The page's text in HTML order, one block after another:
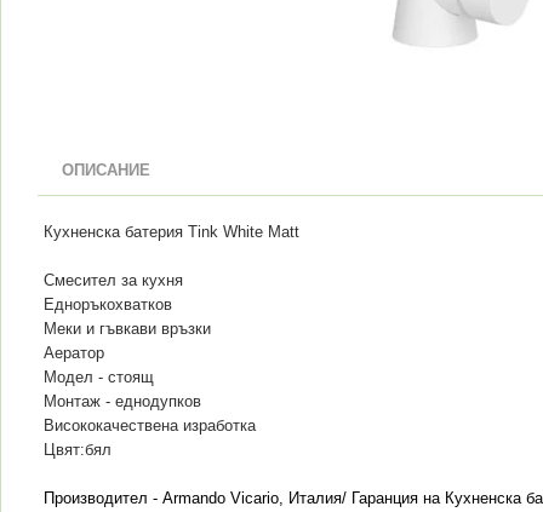
ОПИСАНИЕ
Кухненска батерия Tink White Matt
Смесител за кухня
Едноръкохватков
Меки и гъвкави връзки
Аератор
Модел - стоящ
Монтаж - еднодупков
Висококачествена изработка
Цвят:бял
Производител - Armando Vicario, Италия/ Гаранция на Кухненска